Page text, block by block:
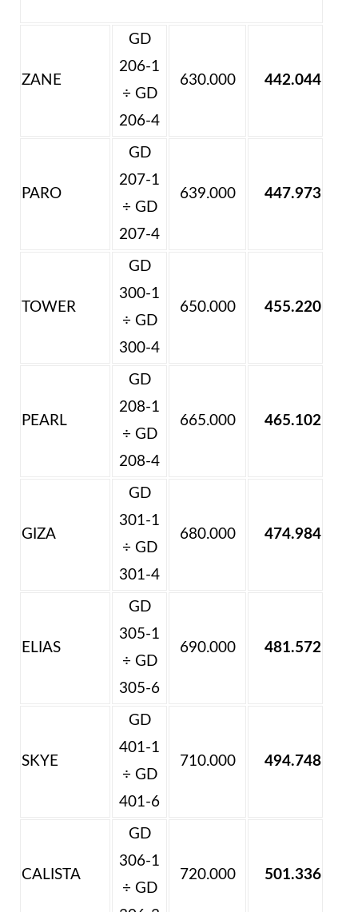
ZANE
GD
206-1
÷ GD
206-4
630.000 442.044
PARO
GD
207-1
÷ GD
207-4
639.000 447.973
TOWER
GD
300-1
÷ GD
300-4
650.000 455.220
PEARL
GD
208-1
÷ GD
208-4
665.000 465.102
GIZA
GD
301-1
÷ GD
301-4
680.000 474.984
ELIAS
GD
305-1
÷ GD
305-6
690.000 481.572
SKYE
GD
401-1
÷ GD
401-6
710.000 494.748
CALISTA
GD
306-1
÷ GD
720.000 501.336